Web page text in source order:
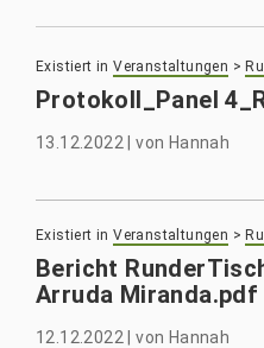
Existiert in Veranstaltungen >
Protokoll_Panel
13.12.2022 |von Hannah
Existiert in Veranstaltungen >
Bericht
Arruda Miranda.pdf
12.12.2022 |von Hannah